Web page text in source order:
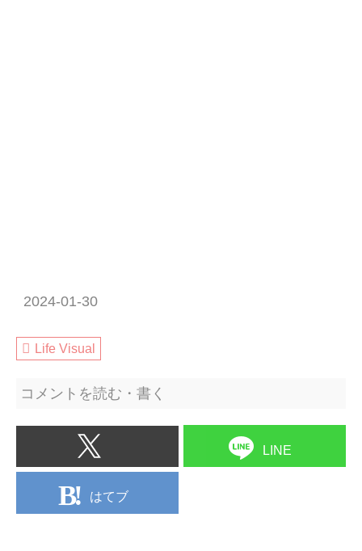
2024-01-30
Life Visual
コメントを読む・書く
LINE
はてブ